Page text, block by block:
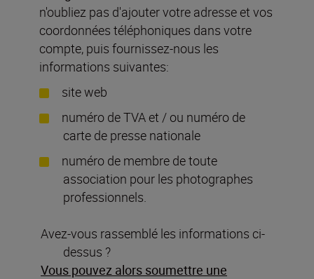
n'oubliez pas d'ajouter votre adresse et vos
coordonnées téléphoniques dans votre
compte, puis fournissez-nous les
informations suivantes:
site web
numéro de TVA et / ou numéro de
carte de presse nationale
numéro de membre de toute
association pour les photographes
professionnels.
Avez-vous rassemblé les informations ci-
dessus ?
Vous pouvez alors soumettre une